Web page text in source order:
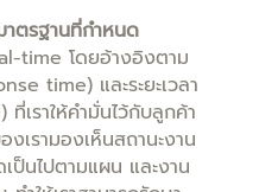
าตรฐานที่กำหนด
time โดยอ้างอิงตาม
time) และระยะเวลา
ราให้คำมั่นไว้กับลูกค้า
เรามองเห็นสถานะงาน
ป็นไปตามแผน และงาน